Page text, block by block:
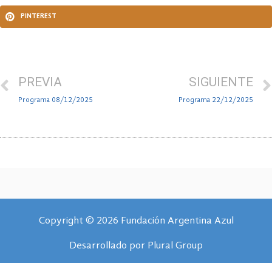
PINTEREST
PREVIA
Programa 08/12/2025
SIGUIENTE
Programa 22/12/2025
Copyright © 2026 Fundación Argentina Azul
Desarrollado por Plural Group